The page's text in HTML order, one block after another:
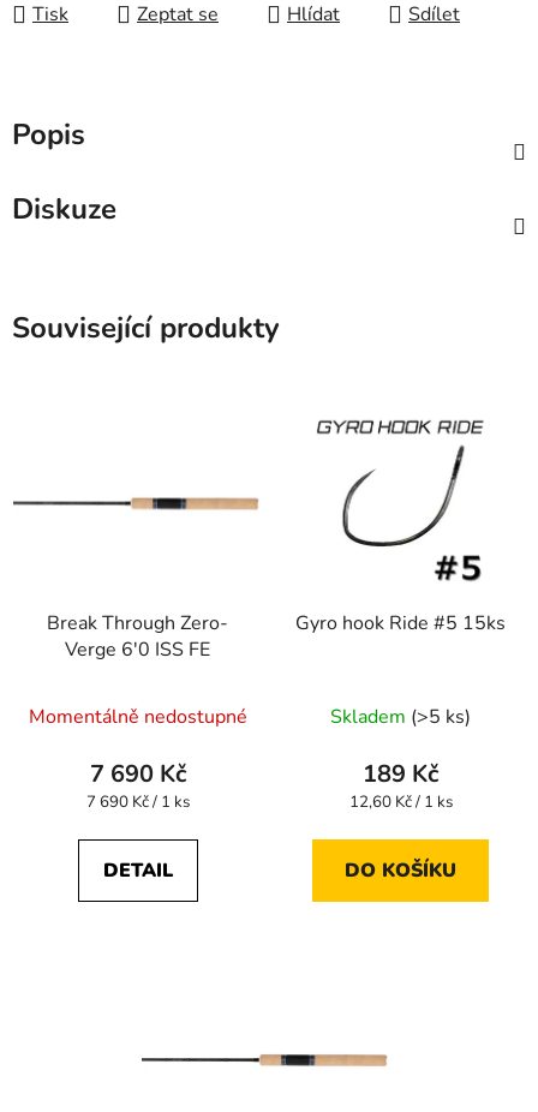
Tisk Zeptat se Hlídat Sdílet
Popis
Diskuze
Související produkty
Break Through Zero-
Verge 6'0 ISS FE
Momentálně nedostupné
7 690 Kč
Měrná
7 690 Kč / 1 ks
DETAIL
Gyro hook Ride #5 15ks
Skladem (>5 ks)
189 Kč
Měrná
12,60 Kč / 1 ks
DO KOŠÍKU